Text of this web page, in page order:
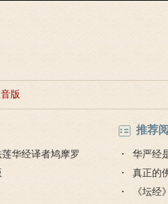
版
华经译者鸠摩罗
推荐
华严经
真正的
毒是魔
《坛